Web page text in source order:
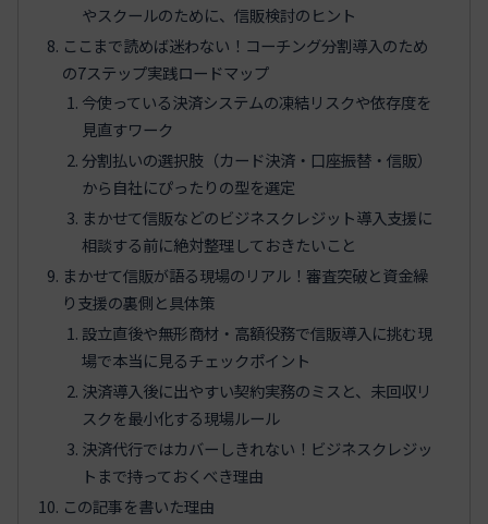
やスクールのために、信販検討のヒント
ここまで読めば迷わない！コーチング分割導入のため
の7ステップ実践ロードマップ
今使っている決済システムの凍結リスクや依存度を
見直すワーク
分割払いの選択肢（カード決済・口座振替・信販）
から自社にぴったりの型を選定
まかせて信販などのビジネスクレジット導入支援に
相談する前に絶対整理しておきたいこと
まかせて信販が語る現場のリアル！審査突破と資金繰
り支援の裏側と具体策
設立直後や無形商材・高額役務で信販導入に挑む現
場で本当に見るチェックポイント
決済導入後に出やすい契約実務のミスと、未回収リ
スクを最小化する現場ルール
決済代行ではカバーしきれない！ビジネスクレジッ
トまで持っておくべき理由
この記事を書いた理由